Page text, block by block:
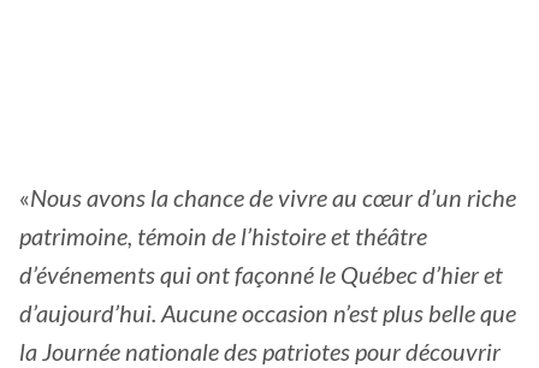
«Nous avons la chance de vivre au cœur d’un riche
patrimoine, témoin de l’histoire et théâtre
d’événements qui ont façonné le Québec d’hier et
d’aujourd’hui. Aucune occasion n’est plus belle que
la Journée nationale des patriotes pour découvrir